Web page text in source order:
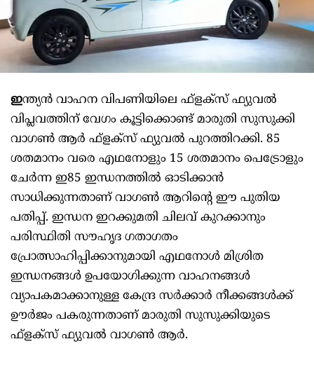
ഇന്ത്യന്‍ വാഹന വിപണിയിലെ ഫ്‌ളക്‌സ് ഫ്യുവല്‍
വിപ്ലവത്തിന് വേഗം കൂട്ടിക്കൊണ്ട് മാരുതി സുസുക്കി
വാഗണ്‍ ആര്‍ ഫ്‌ളക്‌സ് ഫ്യുവല്‍ പുറത്തിറക്കി. 85
ശതമാനം വരെ എഥനോളും 15 ശതമാനം പെട്രോളും
ചേര്‍ന്ന ഇ85 ഇന്ധനത്തില്‍ ഓടിക്കാന്‍
സാധിക്കുന്നതാണ് വാഗണ്‍ ആറിന്റെ ഈ പുതിയ
പതിപ്പ്. ഇന്ധന ഇറക്കുമതി ചിലവ് കുറക്കാനും
പരിസ്ഥിതി സൗഹൃദ ഗതാഗതം
പ്രോത്സാഹിപ്പിക്കാനുമായി എഥനോള്‍ മിശ്രിത
ഇന്ധനങ്ങള്‍ ഉപയോഗിക്കുന്ന വാഹനങ്ങള്‍
വ്യാപകമാക്കാനുള്ള കേന്ദ്ര സര്‍ക്കാര്‍ നീക്കങ്ങള്‍ക്ക്
ഊര്‍ജം പകരുന്നതാണ് മാരുതി സുസുക്കിയുടെ
ഫ്‌ളക്‌സ് ഫ്യുവല്‍ വാഗണ്‍ ആര്‍.